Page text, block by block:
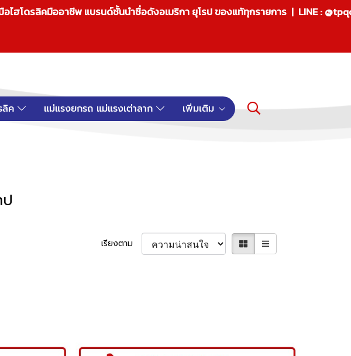
ไฮโดรลิคมืออาชีพ แบรนด์ชั้นนำชื่อดังอเมริกา ยุโรป ของแท้ทุกรายการ | LINE :
ลิค แม่แรงยกรถ แม่แรงเต่าลาก เพิ่มเติม
เรียงตาม